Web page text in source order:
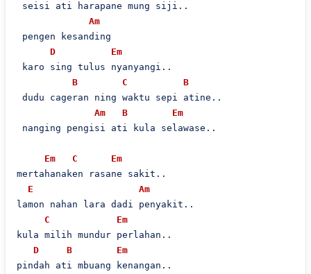
seisi ati harapane mung siji..
Am
pengen kesanding
D
Em
karo sing tulus nyanyangi..
B
C
B
dudu cageran ning waktu sepi atine..
Am
B
Em
nanging pengisi ati kula selawase..
Em C
Em
mertahanaken rasane sakit..
E
Am
lamon nahan lara dadi penyakit..
C
Em
kula milih mundur perlahan..
D
B
Em
pindah ati mbuang kenangan..